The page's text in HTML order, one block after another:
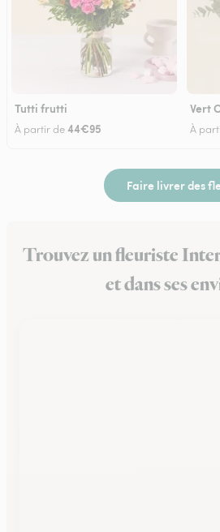
Tutti frutti
À partir de44€95
Vert
À
Faire livrer des
Trouvez un fleuriste
et dans ses